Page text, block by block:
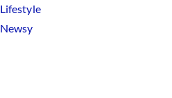
Lifestyle
Newsy